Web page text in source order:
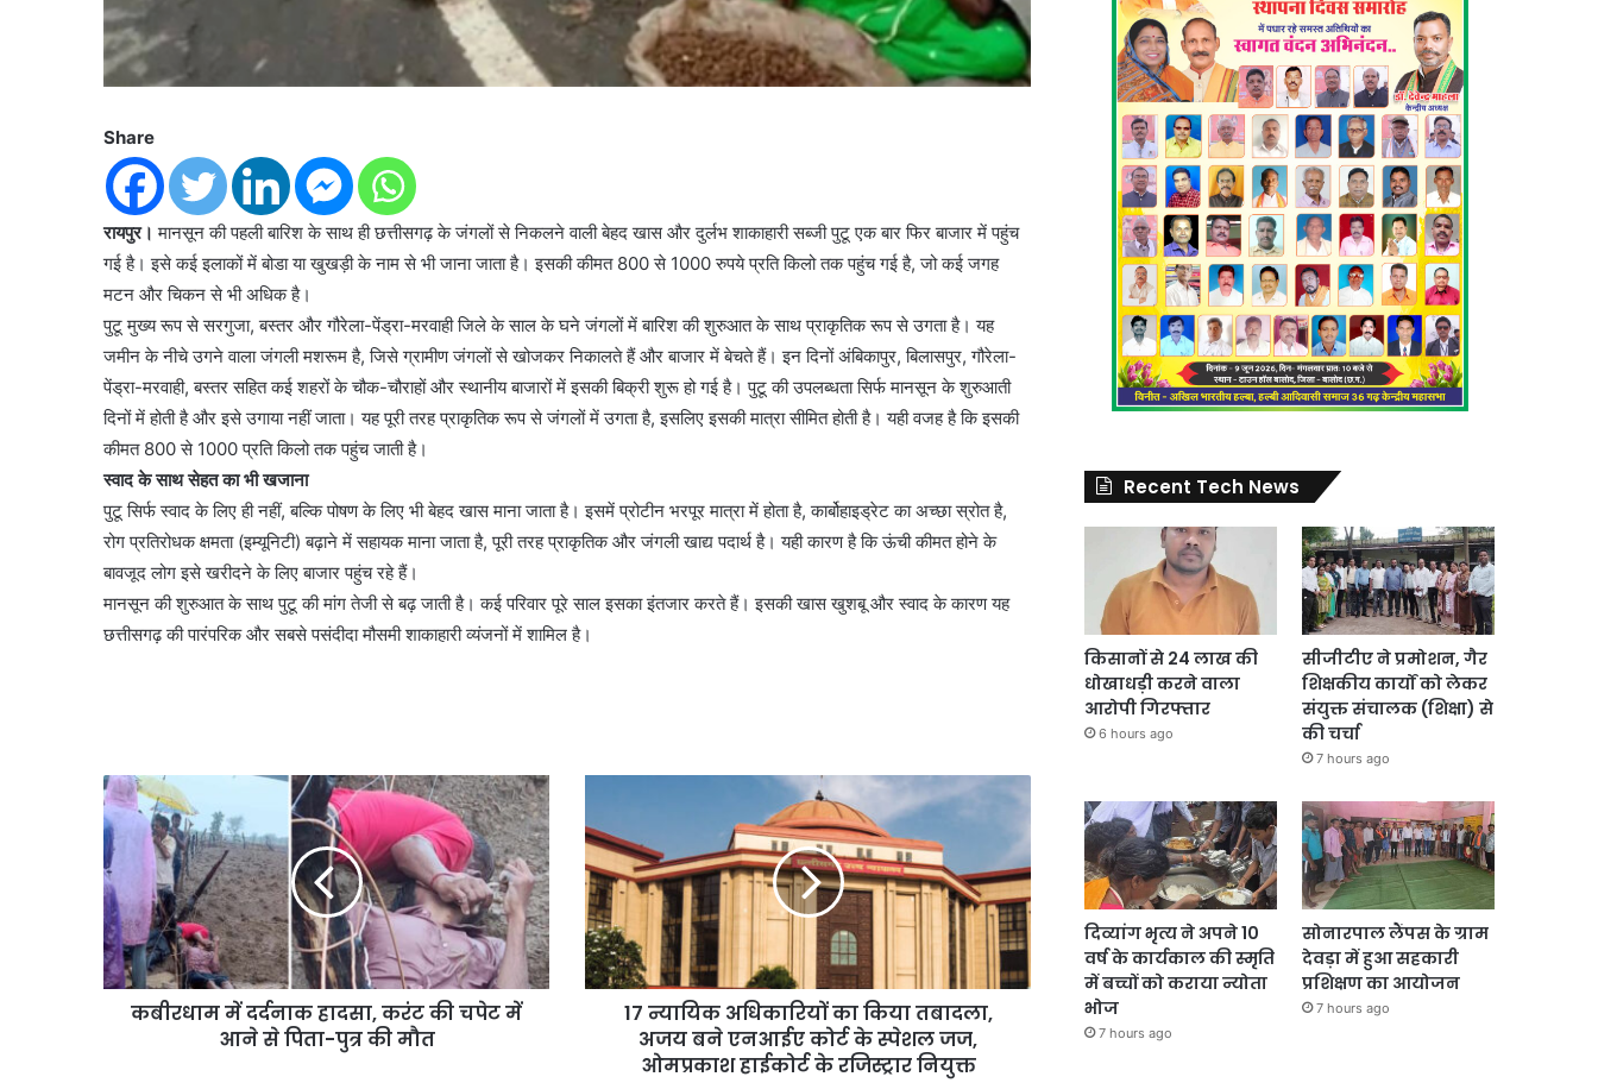
Share
रायपुर। मानसून की पहली बारिश के साथ ही छत्तीसगढ़ के जंगलों से निकलने वाली बेहद खास और दुर्लभ शाकाहारी सब्जी पुटू एक बार फिर बाजार में पहुंच
गई है। इसे कई इलाकों में बोडा या खुखड़ी के नाम से भी जाना जाता है। इसकी कीमत 800 से 1000 रुपये प्रति किलो तक पहुंच गई है, जो कई जगह
मटन और चिकन से भी अधिक है।
पुटू मुख्य रूप से सरगुजा, बस्तर और गौरेला-पेंड्रा-मरवाही जिले के साल के घने जंगलों में बारिश की शुरुआत के साथ प्राकृतिक रूप से उगता है। यह
जमीन के नीचे उगने वाला जंगली मशरूम है, जिसे ग्रामीण जंगलों से खोजकर निकालते हैं और बाजार में बेचते हैं। इन दिनों अंबिकापुर, बिलासपुर, गौरेला-
पेंड्रा-मरवाही, बस्तर सहित कई शहरों के चौक-चौराहों और स्थानीय बाजारों में इसकी बिक्री शुरू हो गई है। पुटू की उपलब्धता सिर्फ मानसून के शुरुआती
दिनों में होती है और इसे उगाया नहीं जाता। यह पूरी तरह प्राकृतिक रूप से जंगलों में उगता है, इसलिए इसकी मात्रा सीमित होती है। यही वजह है कि इसकी
कीमत 800 से 1000 प्रति किलो तक पहुंच जाती है।
स्वाद के साथ सेहत का भी खजाना
पुटू सिर्फ स्वाद के लिए ही नहीं, बल्कि पोषण के लिए भी बेहद खास माना जाता है। इसमें प्रोटीन भरपूर मात्रा में होता है, कार्बोहाइड्रेट का अच्छा स्रोत है,
रोग प्रतिरोधक क्षमता (इम्यूनिटी) बढ़ाने में सहायक माना जाता है, पूरी तरह प्राकृतिक और जंगली खाद्य पदार्थ है। यही कारण है कि ऊंची कीमत होने के
बावजूद लोग इसे खरीदने के लिए बाजार पहुंच रहे हैं।
मानसून की शुरुआत के साथ पुटू की मांग तेजी से बढ़ जाती है। कई परिवार पूरे साल इसका इंतजार करते हैं। इसकी खास खुशबू और स्वाद के कारण यह
छत्तीसगढ़ की पारंपरिक और सबसे पसंदीदा मौसमी शाकाहारी व्यंजनों में शामिल है।
कबीरधाम में दर्दनाक हादसा, करंट की चपेट में
आने से पिता-पुत्र की मौत
17 न्यायिक अधिकारियों का किया तबादला,
अजय बने एनआईए कोर्ट के स्पेशल जज,
ओमप्रकाश हाईकोर्ट के रजिस्ट्रार नियुक्त
Recent Tech News
किसानों से 24 लाख की
धोखाधड़ी करने वाला
आरोपी गिरफ्तार
6 hours ago
सीजीटीए ने प्रमोशन, गैर
शिक्षकीय कार्यों को लेकर
संयुक्त संचालक (शिक्षा) से
की चर्चा
7 hours ago
दिव्यांग भृत्य ने अपने 10
वर्ष के कार्यकाल की स्मृति
में बच्चों को कराया न्योता
भोज
7 hours ago
सोनारपाल लैंपस के ग्राम
देवड़ा में हुआ सहकारी
प्रशिक्षण का आयोजन
7 hours ago